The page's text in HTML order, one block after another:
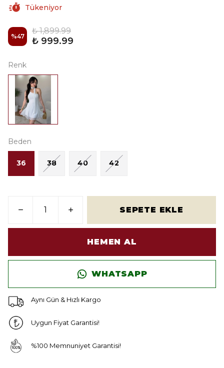
Tükeniyor
%47
₺ 1,899.99
₺ 999.99
Renk
Beden
36 38 40 42
SEPETE EKLE
HEMEN AL
WHATSAPP
Aynı Gün & Hızlı Kargo
Uygun Fiyat Garantisi!
%100 Memnuniyet Garantisi!